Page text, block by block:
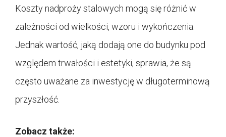
Koszty nadproży stalowych mogą się różnić w
zależności od wielkości, wzoru i wykończenia.
Jednak wartość, jaką dodają one do budynku pod
względem trwałości i estetyki, sprawia, że są
często uważane za inwestycję w długoterminową
przyszłość.
Zobacz także: